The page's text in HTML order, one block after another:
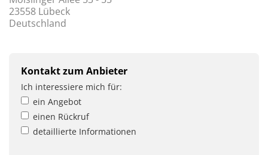
23558 Lübeck
Deutschland
Kontakt zum Anbieter
Ich interessiere mich für:
ein Angebot
einen Rückruf
detaillierte Informationen